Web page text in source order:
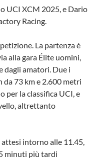
UCI XCM 2025, e Dario
Racing.
La partenza è
alla gara Élite uomini,
dagli amatori. Due i
73 km e 2.600 metri
per la classifica UCI, e
altrettanto
intorno alle 11.45,
minuti più tardi